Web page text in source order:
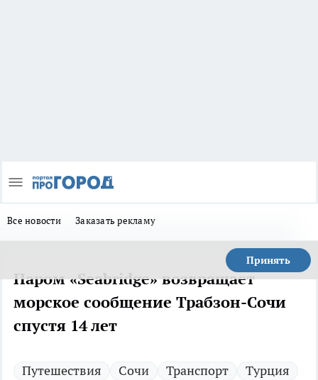
Все новости Заказать рекламу
Принять
Паром «Seabridge» возвращает
морское сообщение Трабзон-Сочи
спустя 14 лет
Путешествия Сочи Транспорт
Турция